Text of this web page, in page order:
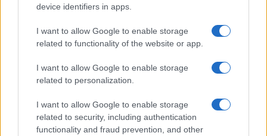
device identifiers in apps.
I want to allow Google to enable storage
related to functionality of the website or app.
I want to allow Google to enable storage
related to personalization.
I want to allow Google to enable storage
related to security, including authentication
functionality and fraud prevention, and other
Ogni giorno un po' di veleno sulle cose del mondo
Il barista